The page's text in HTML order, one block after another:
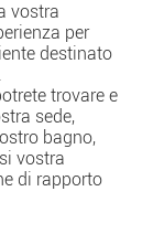
vostra
per
destinato
trovare e
sede,
bagno,
vostra
di rapporto